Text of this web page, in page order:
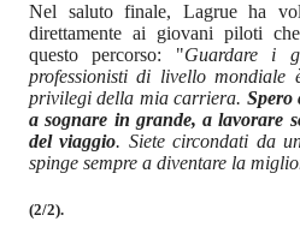
Nel saluto finale, Lagrue ha
direttamente ai giovani piloti
questo percorso: "Guardare i
professionisti di livello
privilegi della mia carriera. Spero
a sognare in grande, a lavorare
del viaggio. Siete circondati da
spinge sempre a diventare la
(2/2).